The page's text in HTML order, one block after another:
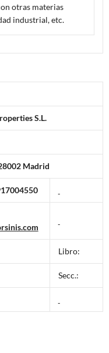
otras materias
industrial, etc.
S.L.
Madrid
Libro:
Secc.: